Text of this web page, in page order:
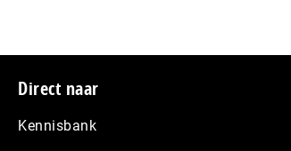
Footer
Direct naar
Kennisbank